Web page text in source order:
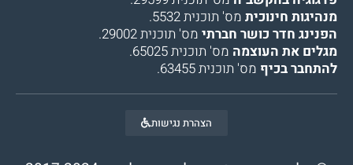
מנהיגות חינוכית מס' תוכנית 5532.
הפנינג חדר כושר חברתי מס' תוכנית 29002.
מגלים את העוצמה מס' תוכנית 65025.
להתחבר בכיף מס' תוכנית 63455.
הצהרת נגישות